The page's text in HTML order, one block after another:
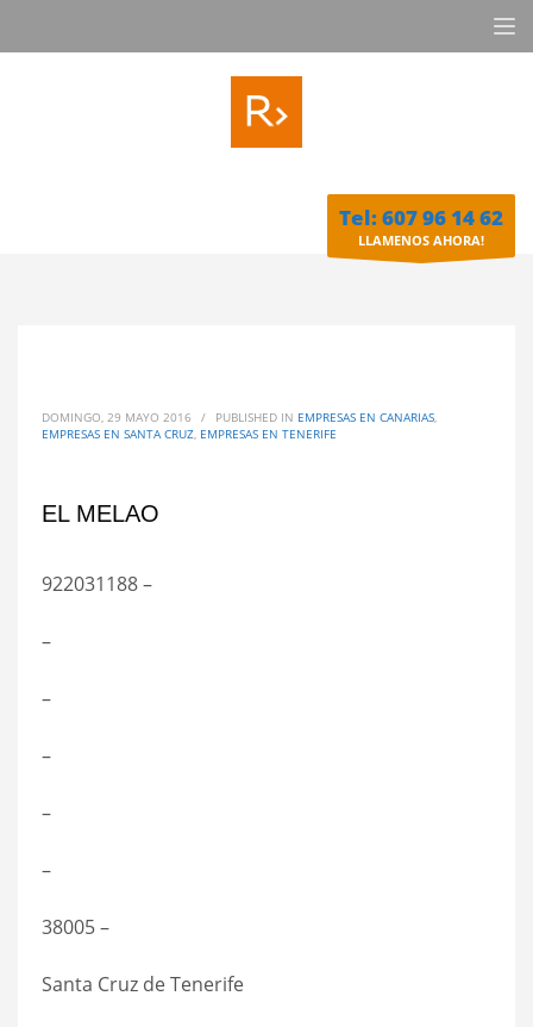
Tel: 607 96 14 62
LLAMENOS AHORA!
DOMINGO, 29 MAYO 2016 / PUBLISHED IN EMPRESAS EN CANARIAS,
EMPRESAS EN SANTA CRUZ, EMPRESAS EN TENERIFE
EL MELAO
922031188 –
–
–
–
–
–
38005 –
Santa Cruz de Tenerife